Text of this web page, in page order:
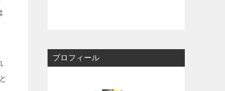
プロフィール